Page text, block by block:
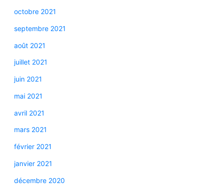
octobre 2021
septembre 2021
août 2021
juillet 2021
juin 2021
mai 2021
avril 2021
mars 2021
février 2021
janvier 2021
décembre 2020